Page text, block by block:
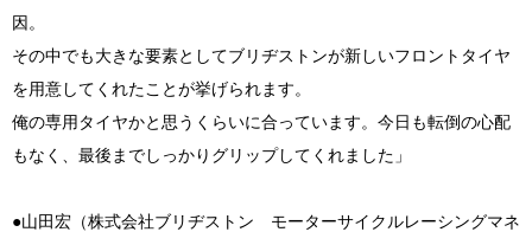
因。
その中でも大きな要素としてブリヂストンが新しいフロントタイヤ
を用意してくれたことが挙げられます。
俺の専用タイヤかと思うくらいに合っています。今日も転倒の心配
もなく、最後までしっかりグリップしてくれました」
●山田宏（株式会社ブリヂストン モーターサイクルレーシングマネ